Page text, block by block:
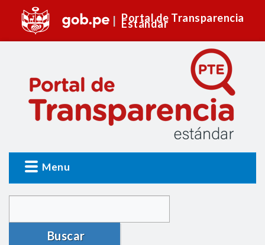
Portal de Transparencia
Estándar
Menu
Buscar